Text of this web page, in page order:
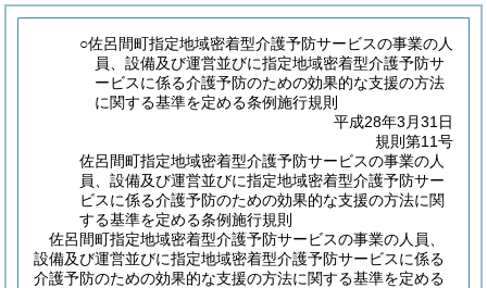
○佐呂間町指定地域密着型介護予防サービスの事業の人
員、設備及び運営並びに指定地域密着型介護予防サ
ービスに係る介護予防のための効果的な支援の方法
に関する基準を定める条例施行規則
平成28年3月31日
規則第11号
佐呂間町指定地域密着型介護予防サービスの事業の人
員、設備及び運営並びに指定地域密着型介護予防サー
ビスに係る介護予防のための効果的な支援の方法に関
する基準を定める条例施行規則
佐呂間町指定地域密着型介護予防サービスの事業の人員、
設備及び運営並びに指定地域密着型介護予防サービスに係る
介護予防のための効果的な支援の方法に関する基準を定める